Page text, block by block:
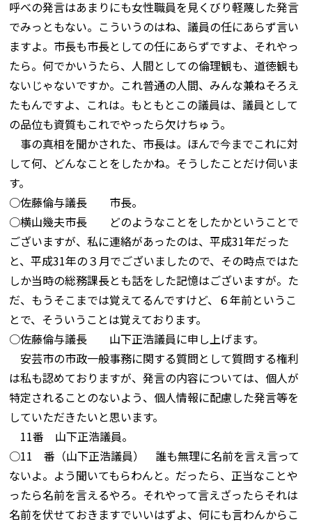
呼べの発言はあまりにも女性職員を見くびり軽蔑した発言
でみっともない。こういうのはね、議員の任にあらず言い
ますよ。市長も市長としての任にあらずですよ、それやっ
たら。何でかいうたら、人間としての倫理観も、道徳観も
ないじゃないですか。これ普通の人間、みんな兼ねそろえ
たもんですよ、これは。もともとこの議員は、議員として
の品位も資質もこれでやったら欠けちゅう。
事の真相を聞かされた、市長は。ほんで今までこれに対
して何、どんなことをしたかね。そうしたことだけ伺いま
す。
○佐藤倫与議長 市長。
○横山幾夫市長 どのようなことをしたかということで
ございますが、私に連絡があったのは、平成31年だった
と、平成31年の３月でございましたので、その時点ではた
しか当時の総務課長とも話をした記憶はございますが。た
だ、もうそこまでは覚えてるんですけど、６年前というこ
とで、そういうことは覚えております。
○佐藤倫与議長 山下正浩議員に申し上げます。
安芸市の市政一般事務に関する質問として質問する権利
は私も認めておりますが、発言の内容については、個人が
特定されることのないよう、個人情報に配慮した発言等を
していただきたいと思います。
11番 山下正浩議員。
○11 番（山下正浩議員） 誰も無理に名前を言え言って
ないよ。よう聞いてもらわんと。だったら、正当なことや
ったら名前を言えるやろ。それやって言えざったらそれは
名前を伏せておきますでいいはずよ、何にも言わんからこ